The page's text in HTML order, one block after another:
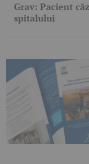
Grav: Pacient
spitalului